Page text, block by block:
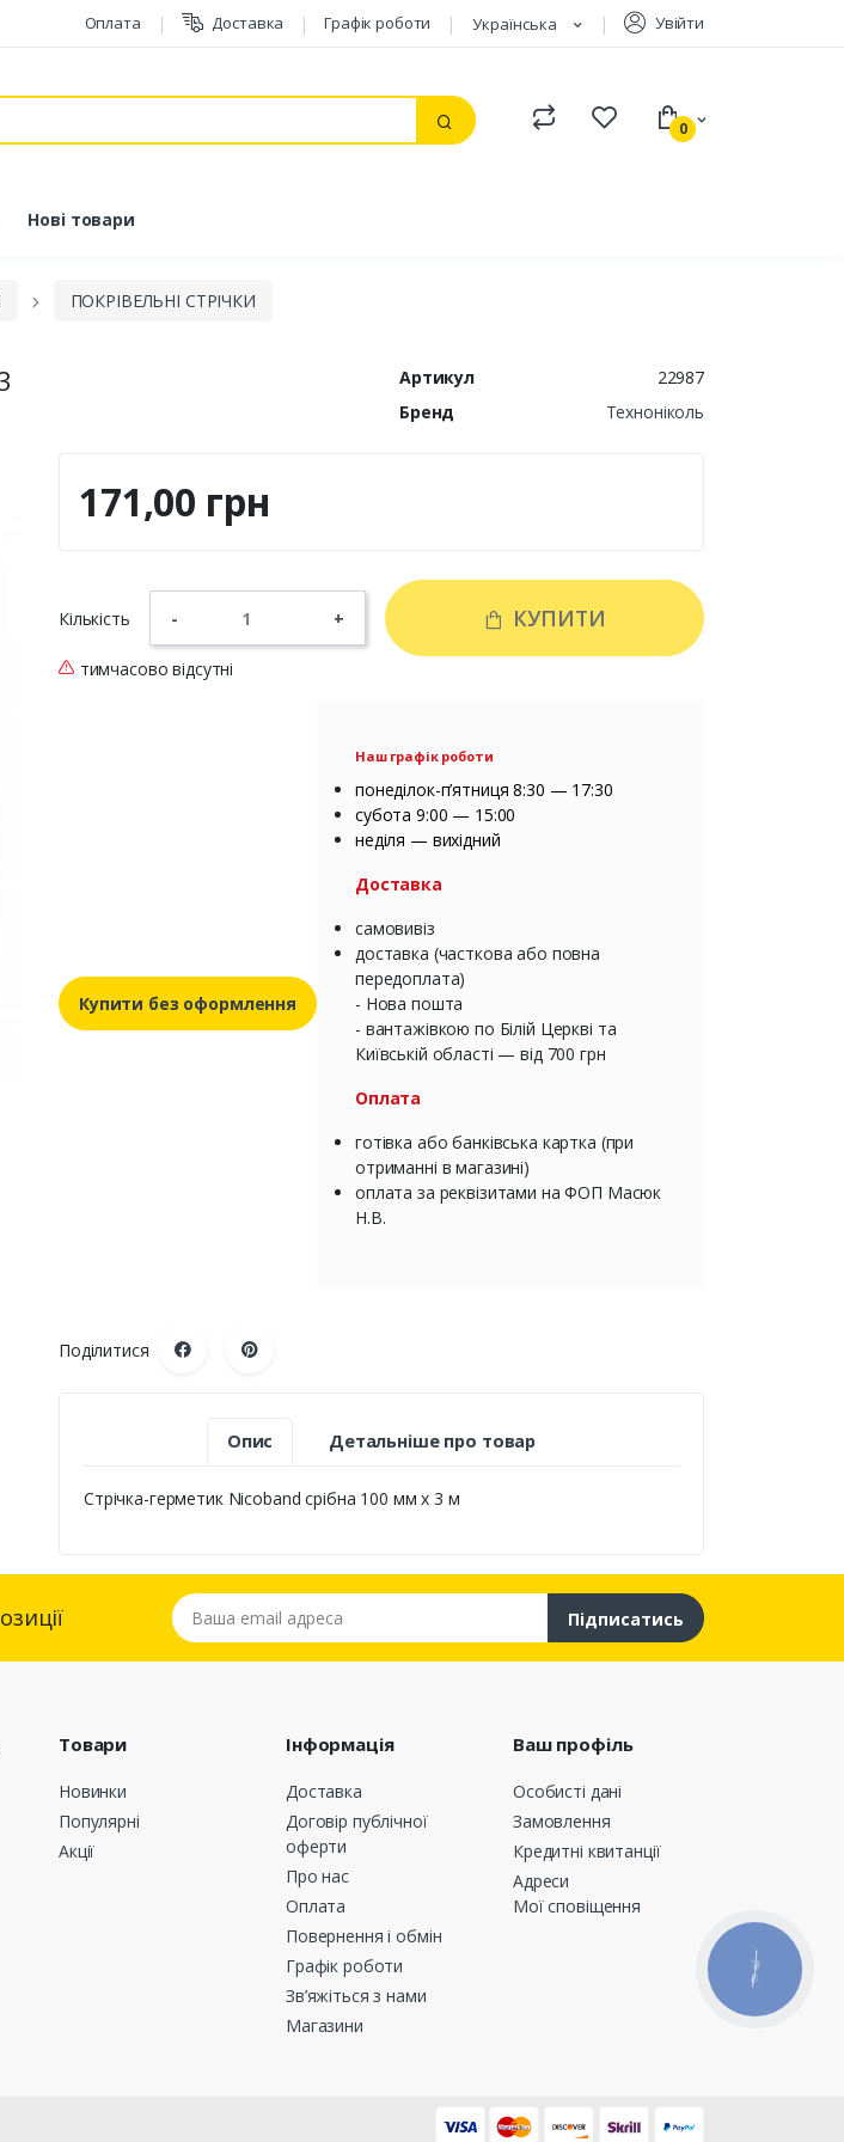
Оплата Доставка Графік роботи Українська Увійти
Пошук
Compare Watchlist
0
Нові товари
ПОКРІВЕЛЬНІ СТРІЧКИ
Артикул
22987
Бренд
Техноніколь
171,00 грн
Кількість - + КУПИТИ
тимчасово відсутні
Купити без оформлення
Наш графік роботи
понеділок-п’ятниця 8:30 — 17:30
субота 9:00 — 15:00
неділя — вихідний
Доставка
самовивіз
доставка (часткова або повна
передоплата)
- Нова пошта
- вантажівкою по Білій Церкві та
Київській області — від 700 грн
Оплата
готівка або банківська картка (при
отриманні в магазині)
оплата за реквізитами на ФОП Масюк
Н.В.
Поділитися
Опис Детальніше про товар
Стрічка-герметик Nicoband срібна 100 мм х 3 м
Ваша email адреса
Підписатись
Товари
Новинки
Популярні
Акції
Інформація
Доставка
Договір публічної
оферти
Про нас
Оплата
Повернення і обмін
Графік роботи
Зв’яжіться з нами
Магазини
Ваш профіль
Особисті дані
Замовлення
Кредитні квитанції
Адреси
Мої сповіщення
КНОПКА
ЗВ'ЯЗКУ